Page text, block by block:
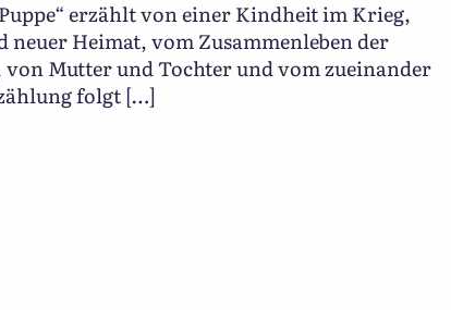
erzählt von einer Kindheit im Krieg,
neuer Heimat, vom Zusammenleben der
von Mutter und Tochter und vom zueinander
folgt […]